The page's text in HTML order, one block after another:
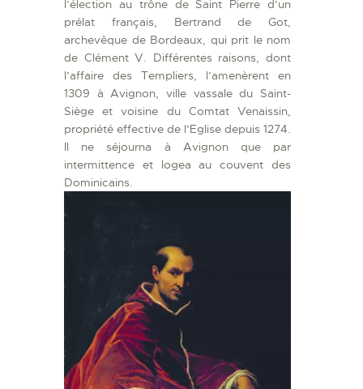
l’élection au trône de Saint Pierre d’un
prélat français, Bertrand de Got,
archevêque de Bordeaux, qui prit le nom
de Clément V. Différentes raisons, dont
l’affaire des Templiers, l’amenèrent en
1309 à Avignon, ville vassale du Saint-
Siège et voisine du Comtat Venaissin,
propriété effective de l’Eglise depuis 1274.
Il ne séjourna à Avignon que par
intermittence et logea au couvent des
Dominicains.